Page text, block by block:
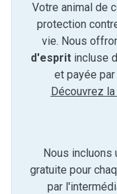
Votre animal de
protection
vie. Nous
d'esprit incluse
et payée
Découvrez
Nous incluons
gratuite pour
par